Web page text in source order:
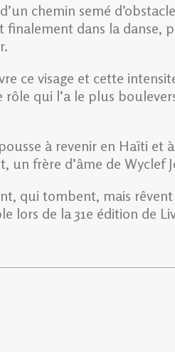
chemin semé
dans la danse,
ce visage et cette
qui l’a le plus
à revenir en Haïti
frère d’âme de Wyclef
qui tombent, mais
lors de la 31e édition de